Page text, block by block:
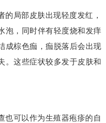
的局部皮肤出现轻度发红，
泡，同时伴有轻度烧和发痒
成棕色痂，痂脱落后会出现
。这些症状较多发于皮肤和
也可以作为生殖器疱疹的自